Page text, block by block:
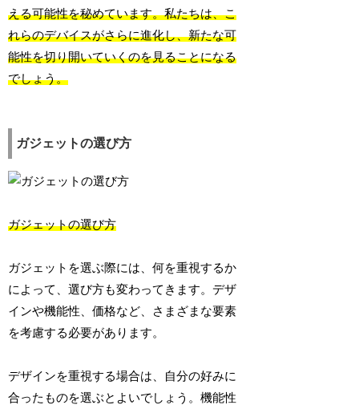
える可能性を秘めています。私たちは、こ
れらのデバイスがさらに進化し、新たな可
能性を切り開いていくのを見ることになる
でしょう。
ガジェットの選び方
ガジェットの選び方
ガジェットを選ぶ際には、何を重視するか
によって、選び方も変わってきます。デザ
インや機能性、価格など、さまざまな要素
を考慮する必要があります。
デザインを重視する場合は、自分の好みに
合ったものを選ぶとよいでしょう。機能性